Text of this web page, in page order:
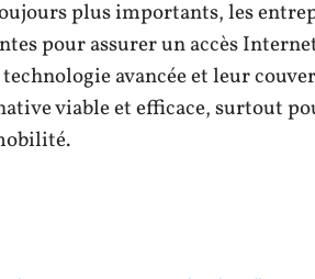
plus importants, les
pour assurer un accès
avancée et leur
viable et efficace, surtout